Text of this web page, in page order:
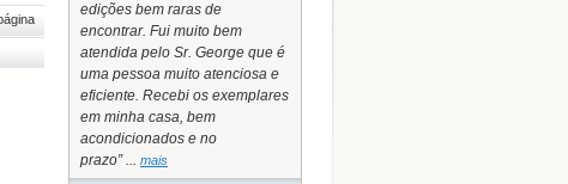
edições bem raras de
encontrar. Fui muito bem
atendida pelo Sr. George que é
uma pessoa muito atenciosa e
eficiente. Recebi os exemplares
em minha casa, bem
acondicionados e no
prazo” ... mais